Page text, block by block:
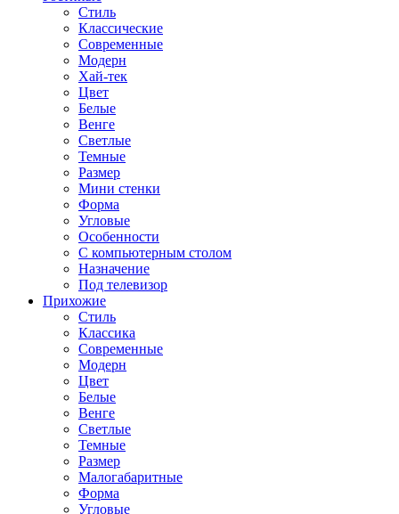
Стиль
Классические
Современные
Модерн
Хай-тек
Цвет
Белые
Венге
Светлые
Темные
Размер
Мини стенки
Форма
Угловые
Особенности
С компьютерным столом
Назначение
Под телевизор
Прихожие
Стиль
Классика
Современные
Модерн
Цвет
Белые
Венге
Светлые
Темные
Размер
Малогабаритные
Форма
Угловые